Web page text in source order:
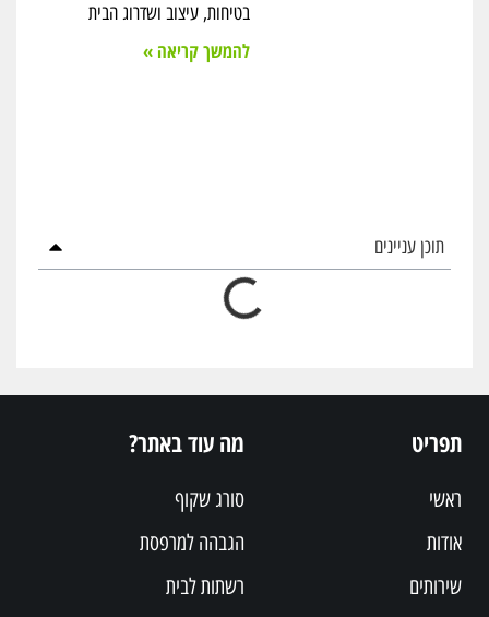
בטיחות, עיצוב ושדרוג הבית
להמשך קריאה »
תוכן עניינים
תפריט
ראשי
אודות
שירותים
מה עוד באתר?
סורג שקוף
הגבהה למרפסת
רשתות לבית